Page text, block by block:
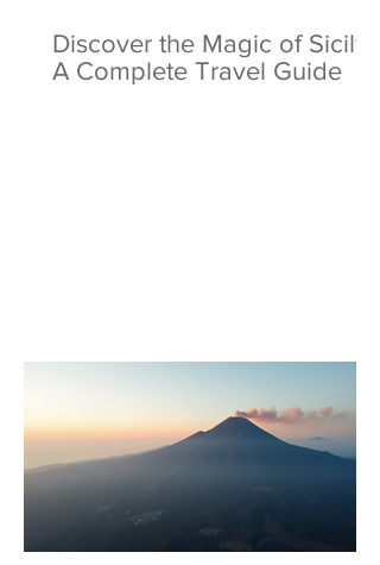
Discover the Magic of Sicily:
A Complete Travel Guide